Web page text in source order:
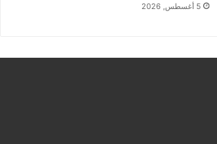
5 أغسطس, 2026